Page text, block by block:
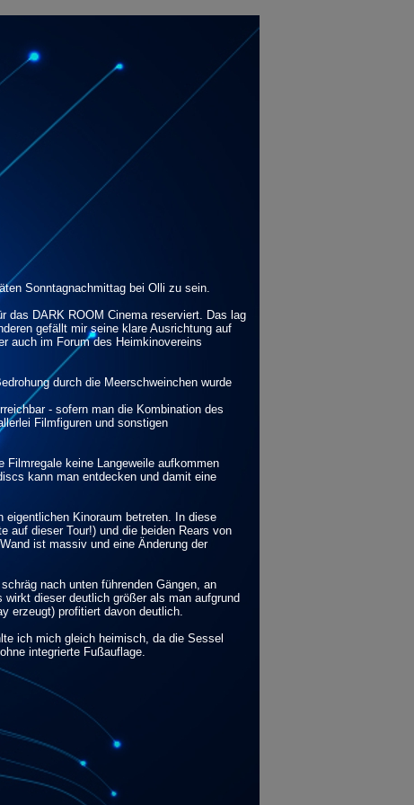
Sonntagnachmittag bei Olli zu sein.
das DARK ROOM Cinema reserviert. Das lag
gefällt mir seine klare Ausrichtung auf
auch im Forum des Heimkinovereins
durch die Meerschweinchen wurde
- sofern man die Kombination des
Filmfiguren und sonstigen
Filmregale keine Langeweile aufkommen
kann man entdecken und damit eine
eigentlichen Kinoraum betreten. In diese
auf dieser Tour!) und die beiden Rears von
ist massiv und eine Änderung der
nach unten führenden Gängen, an
dieser deutlich größer als man aufgrund
erzeugt) profitiert davon deutlich.
ich mich gleich heimisch, da die Sessel
integrierte Fußauflage.